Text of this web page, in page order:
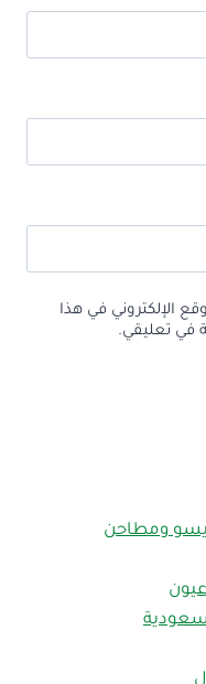
الإلكتروني في هذا
في تعليقي.
ومطاحن